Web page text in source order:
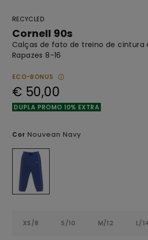
RECYCLED
Cornell 90s
Calças de fato de treino de cintura
Rapazes 8-16
ECO-BONUS
€ 50,00
DUPLA PROMO 10% EXTRA
Cor Nouvean Navy
XS/8 S/10 M/12 L/